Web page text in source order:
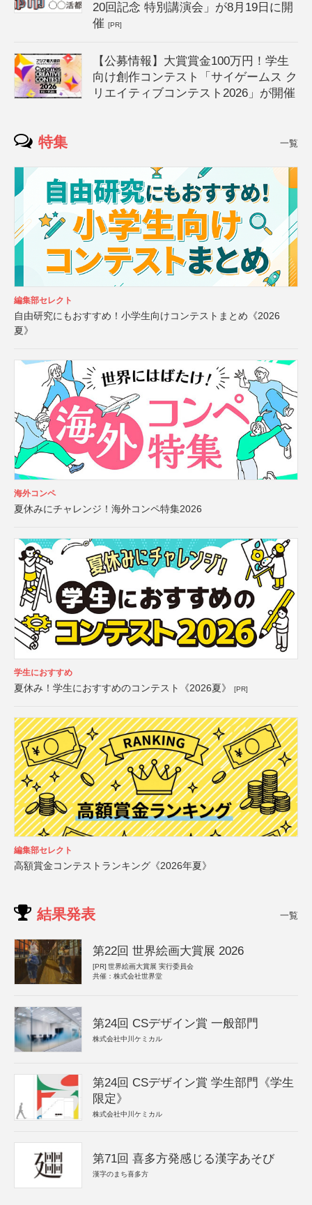
20回記念 特別講演会」が8月19日に開
催[PR]
【公募情報】大賞賞金100万円！学生
向け創作コンテスト「サイゲームス ク
リエイティブコンテスト2026」が開催
特集 一覧
編集部セレクト
自由研究にもおすすめ！小学生向けコンテストまとめ《2026
夏》
海外コンペ
夏休みにチャレンジ！海外コンペ特集2026
学生におすすめ
夏休み！学生におすすめのコンテスト《2026夏》 [PR]
編集部セレクト
高額賞金コンテストランキング《2026年夏》
結果発表 一覧
第22回 世界絵画大賞展 2026
[PR] 世界絵画大賞展 実行委員会
共催：株式会社世界堂
第24回 CSデザイン賞 一般部門
株式会社中川ケミカル
第24回 CSデザイン賞 学生部門《学生
限定》
株式会社中川ケミカル
第71回 喜多方発感じる漢字あそび
漢字のまち喜多方